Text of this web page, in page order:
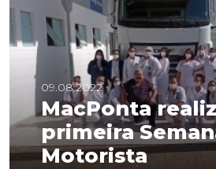
09.08.2022
MacPonta
primeira
Motorista